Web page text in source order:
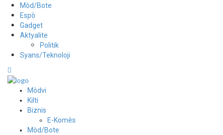
Mòd/Bote
Espò
Gadget
Aktyalite
Politik
Syans/Teknoloji
Mòdvi
Kilti
Biznis
E-Komès
Mòd/Bote